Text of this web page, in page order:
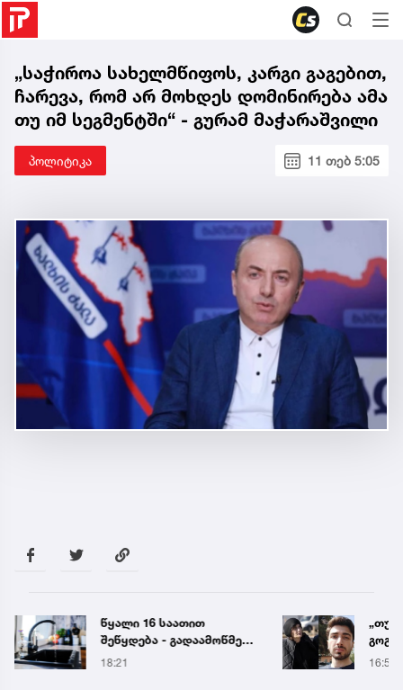
„საჭიროა სახელმწიფოს, კარგი გაგებით,
ჩარევა, რომ არ მოხდეს დომინირება ამა
თუ იმ სეგმენტში“ - გურამ მაჭარაშვილი
პოლიტიკა 11 თებ 5:05
წყალი 16 საათით
შეწყდება - გადაამოწმეთ
მისამართები
18:21
„თუ
16:55